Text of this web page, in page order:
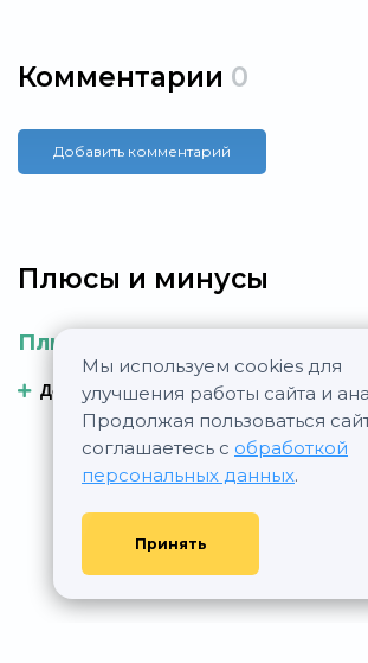
Мы используем cookies для
улучшения работы сайта и
Продолжая пользоваться
соглашаетесь с обработкой
персональных данных.
Принять
Комментарии 0
Добавить комментарий
Плюсы и минусы
Плюсы
Добавить плюс